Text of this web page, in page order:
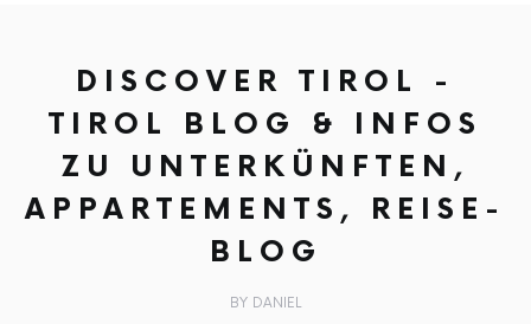
DISCOVER TIROL -
TIROL BLOG & INFOS
ZU UNTERKÜNFTEN,
APPARTEMENTS, REISE-
BLOG
BY DANIEL